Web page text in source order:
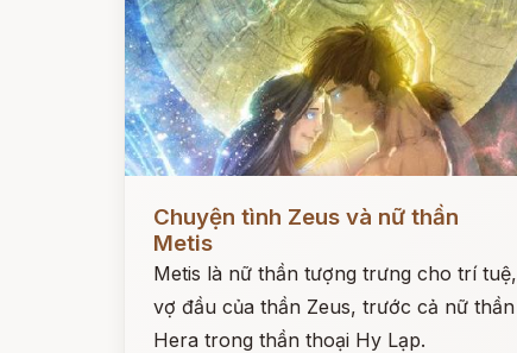
Chuyện tình Zeus và nữ thần
Metis
Metis là nữ thần tượng trưng cho trí tuệ,
vợ đầu của thần Zeus, trước cả nữ thần
Hera trong thần thoại Hy Lạp.